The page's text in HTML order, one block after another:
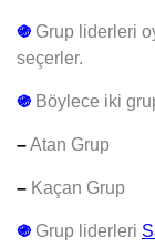
֍ Grup liderleri
seçerler.
֍ Böylece iki
–Atan Grup
– Kaçan Grup
֍ Grup liderleri